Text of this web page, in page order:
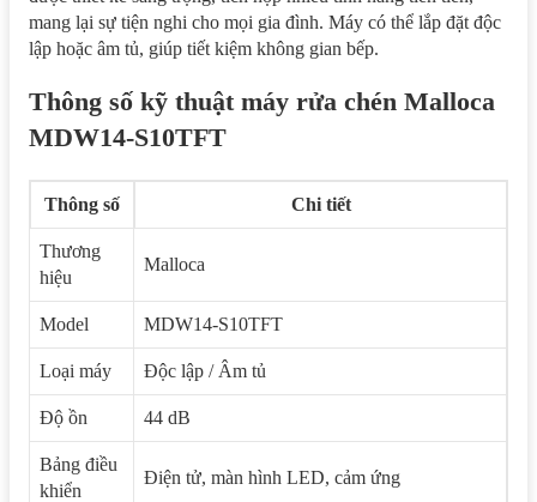
mang lại sự tiện nghi cho mọi gia đình. Máy có thể lắp đặt độc
lập hoặc âm tủ, giúp tiết kiệm không gian bếp.
Thông số kỹ thuật máy rửa chén Malloca
MDW14-S10TFT
Thông số Chi tiết
Thương
hiệu
Malloca
Model MDW14-S10TFT
Loại máy Độc lập / Âm tủ
Độ ồn 44 dB
Bảng điều
khiển
Điện tử, màn hình LED, cảm ứng